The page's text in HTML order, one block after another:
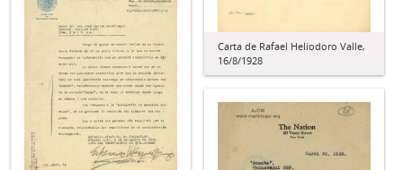
Carta de Rafael Heliodoro Valle,
16/8/1928